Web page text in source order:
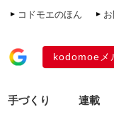
コドモエのほん
kodomoeメ
手づくり 連載